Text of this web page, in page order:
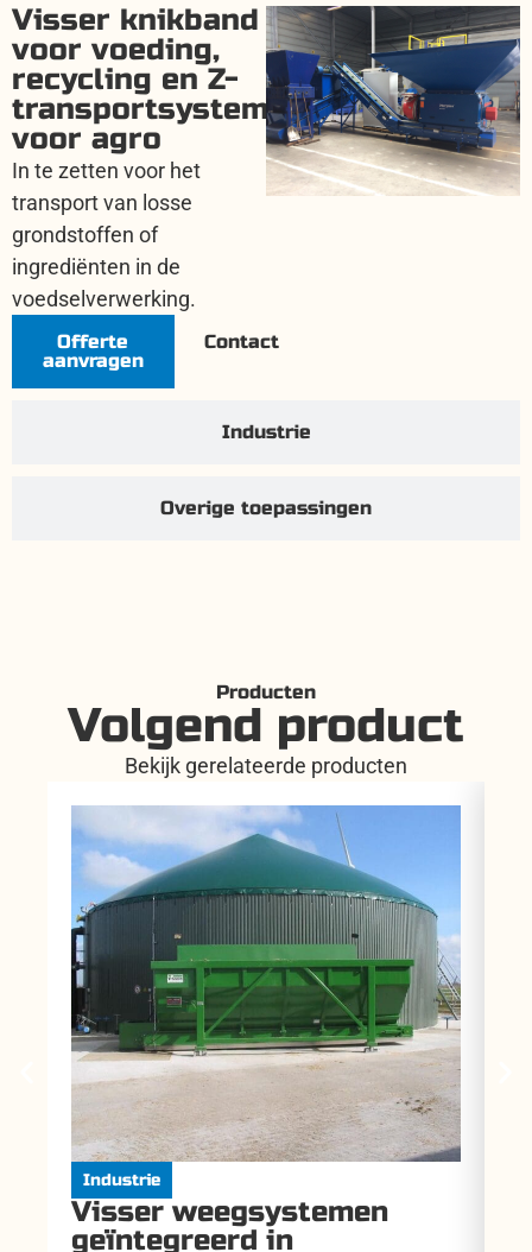
Industrie
Overige toepassingen
Visser knikband
voor voeding,
recycling en Z-
transportsystemen
voor agro
In te zetten voor het
transport van losse
grondstoffen of
ingrediënten in de
voedselverwerking.
Offerte
aanvragen
Contact
Producten
Volgend product
Bekijk gerelateerde producten
Industrie
Visser weegsystemen
geïntegreerd in